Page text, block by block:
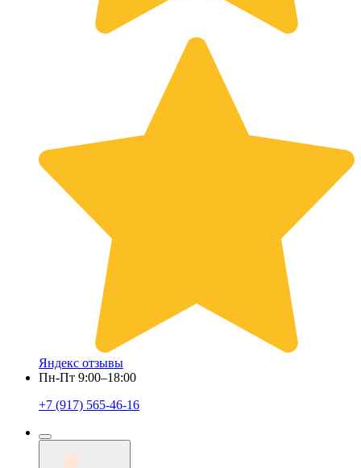
Яндекс отзывы
Пн-Пт 9:00–18:00
+7 (917) 565-46-16